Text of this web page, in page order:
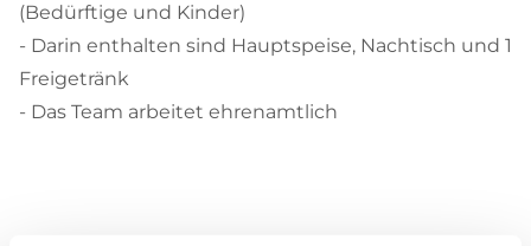
(Bedürftige und Kinder)
- Darin enthalten sind Hauptspeise, Nachtisch und 1
Freigetränk
- Das Team arbeitet ehrenamtlich